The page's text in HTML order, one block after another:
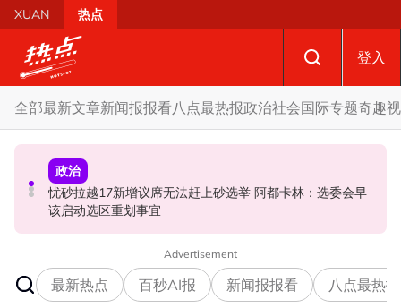
Skip to main content
XUAN 热点
登入
全部最新文章新闻报报看八点最热报政治社会国际专题奇趣
社会
机师涉运毒被捕 | 马航机师涉运毒敲响航安警钟 法米：收
紧安检措施与机师审查
政治
忧砂拉越17新增议席无法赶上砂选举 阿都卡林：选委会早
该启动选区重划事宜
社会
网络热什么 | 公寓水管房传出诡异“求救声”？ 警方调查后
真相大白！
Advertisement
最新热点 百秒AI报 新闻报报看 八点最热报